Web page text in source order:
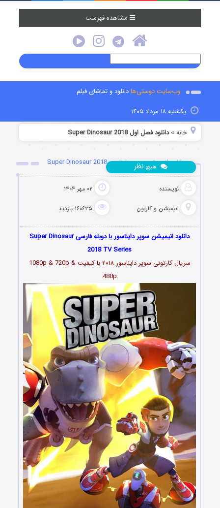
مشاهده فهرست
وب‌سایت دوستی‌هادانلود و تماشای فیلم
یکشنبه ۱۸ مرداد ۱۴۰۵
خانه »دانلود فصل اول Super Dinosaur 2018
دانلود انیمیشن سوپر دایناسور Super Dinosaur 2018
نویسنده ۰۲ مهر ۱۴۰۴
انیمیشن و کارتون ۱۶۰۶۳۵ بازدید
هیچ نظر
دانلود انیمیشن سوپر دایناسور با دوبله فارسی Super Dinosaur
2018 TV Series
سریال کارتونی سوپر دایناسور ۲۰۱۸
با کیفیت 1080p & 720p &
480p